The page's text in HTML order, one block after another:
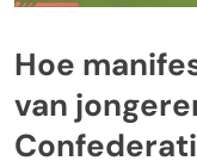
Hoe
van